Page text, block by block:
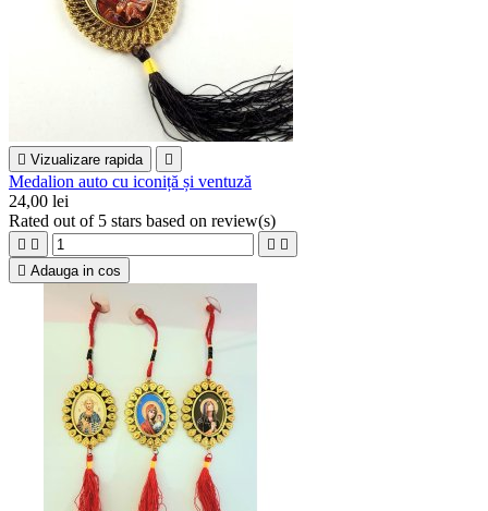
 Vizualizare rapida 
Medalion auto cu iconiță și ventuză
24,00 lei
Rated out of 5 stars based on review(s)
   
 Adauga in cos